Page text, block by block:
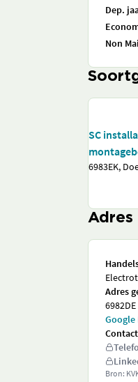
Dep.
Non
SC
6983EK,
Adres
Adres
Google
Bron: